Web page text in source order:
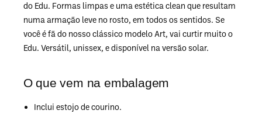
do Edu. Formas limpas e uma estética clean que resultam
numa armação leve no rosto, em todos os sentidos. Se
você é fã do nosso clássico modelo Art, vai curtir muito o
Edu. Versátil, unissex, e disponível na versão solar.
O que vem na embalagem
Inclui estojo de courino.